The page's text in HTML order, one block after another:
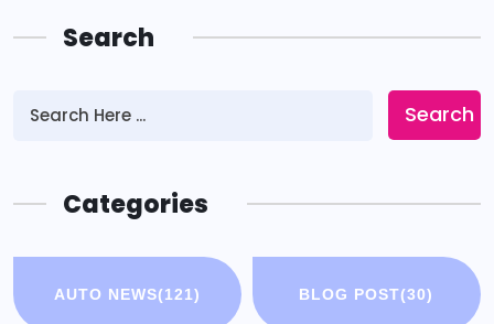
Search
Search
Categories
AUTO NEWS(121) BLOG POST(30)